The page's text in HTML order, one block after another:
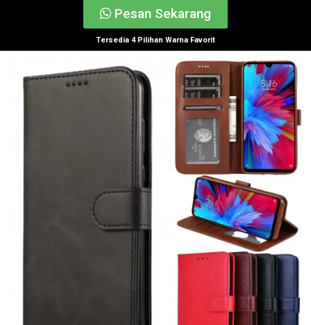
Pesan Sekarang
Tersedia 4 Pilihan Warna Favorit